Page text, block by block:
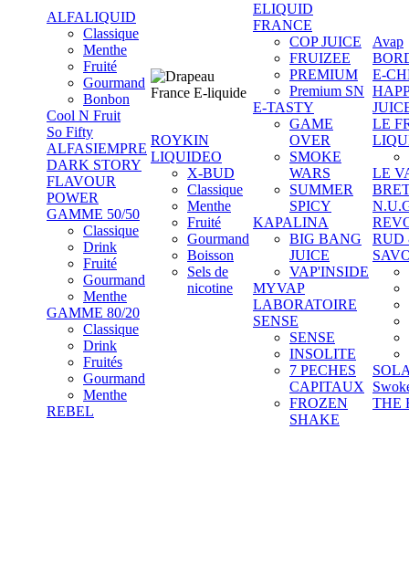
ALFALIQUID
Classique
Menthe
Fruité
Gourmand
Bonbon
Cool N Fruit
So Fifty
ALFASIEMPRE
DARK STORY
FLAVOUR
POWER
GAMME 50/50
Classique
Drink
Fruité
Gourmand
Menthe
GAMME 80/20
Classique
Drink
Fruités
Gourmand
Menthe
REBEL
ROYKIN
LIQUIDEO
X-BUD
Classique
Menthe
Fruité
Gourmand
Boisson
Sels de
nicotine
ELIQUID
FRANCE
COP JUICE
FRUIZEE
PREMIUM
Premium SN
E-TASTY
GAME
OVER
SMOKE
WARS
SUMMER
SPICY
KAPALINA
BIG BANG
JUICE
VAP'INSIDE
MYVAP
LABORATOIRE
SENSE
SENSE
INSOLITE
7 PECHES
CAPITAUX
FROZEN
SHAKE
Avap
E-
LE
LE
RUD
THE